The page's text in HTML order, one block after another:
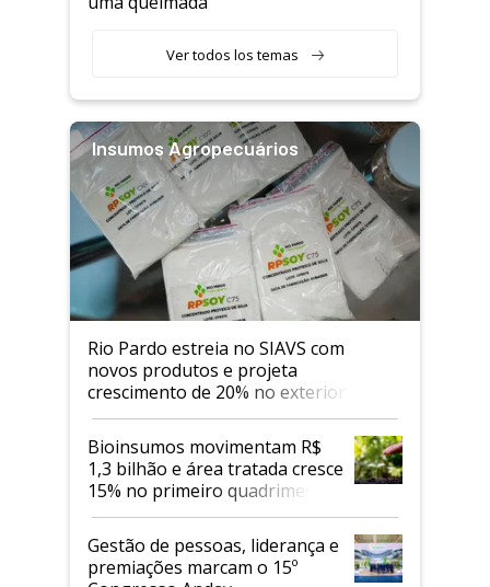
Ver todos los temas
Insumos Agropecuários
Rio Pardo estreia no SIAVS com
novos produtos e projeta
crescimento de 20% no exterior
Bioinsumos movimentam R$
1,3 bilhão e área tratada cresce
15% no primeiro quadrimestre
de 2026
Gestão de pessoas, liderança e
premiações marcam o 15º